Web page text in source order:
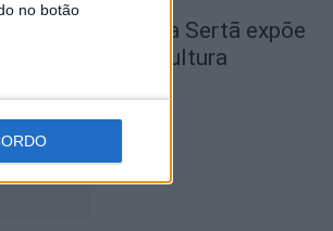
no botão
Sénior da Sertã expõe
na Casa da Cultura